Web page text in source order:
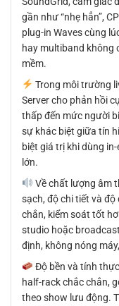
gần như “nhẹ hẳn”,
plug-in Waves cùng
hay multiband không
mềm.
Trong môi trường
Server cho phản hồi
thấp đến mức người
sự khác biệt giữa tín
biệt giá trị khi dùng
lớn.
Về chất lượng âm
sạch, độ chi tiết và
chắn, kiểm soát tốt
studio hoặc
định, không nóng
Độ bền và tính
half-rack chắc chắn,
theo show lưu động.